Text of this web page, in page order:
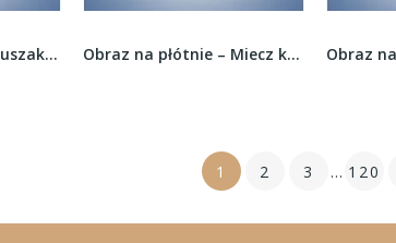
Obraz na płótnie – Pluszaki spragnione miłości... Obraz na płótnie – Miecz kobieta i deszcz –...
1 2 3 … 120